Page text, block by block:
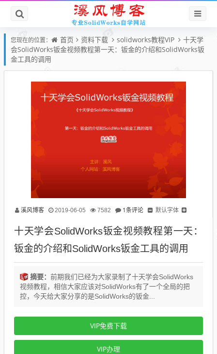
您现在的位置： 首页 资料下载 solidworks教程VIP
十天学
会SolidWorks钣金视频教程第一天：钣金的介绍和SolidWorks钣
金工具的调用
溪风博客 2019-06-05 7582 1条评论 默认字体
十天学会SolidWorks钣金视频教程第一天：
钣金的介绍和SolidWorks钣金工具的调用
摘要： 前期我们已经为大家录制了十天学会SolidWorks
视频教程，相信大家应该对SolidWorks有了一个全局的把
控，今天给大家分享的是SolidWorks的钣金...
VIP免费下载
VIP办理